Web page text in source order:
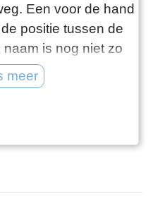
Een voor de hand
positie tussen de
is nog niet zo
lang stonden er
de noordoostzijde.
Middenweg is
meer